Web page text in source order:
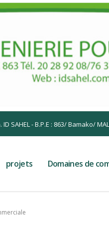
SAHEL - B.P.E : 863/ Bamako/
projets Domaines de